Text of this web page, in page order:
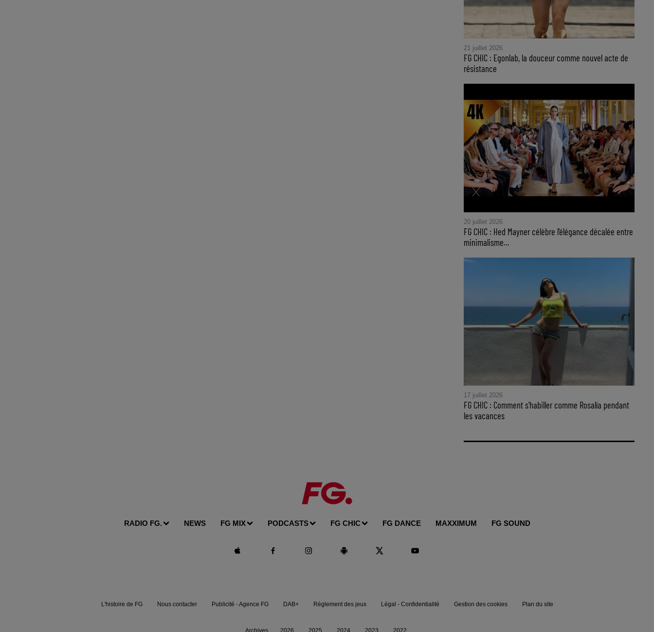
21 juillet 2026
FG CHIC : Egonlab, la douceur comme nouvel acte de
résistance
20 juillet 2026
FG CHIC : Hed Mayner célèbre l'élégance décalée entre
minimalisme...
17 juillet 2026
FG CHIC : Comment s'habiller comme Rosalía pendant
les vacances
RADIO FG. NEWS FG MIX PODCASTS FG CHIC FG DANCE MAXXIMUM FG SOUND
L'histoire de FG Nous contacter Publicité - Agence FG DAB+ Règlement des jeux Légal - Confidentialité Gestion des cookies Plan du site
Archives 2026 2025 2024 2023 2022